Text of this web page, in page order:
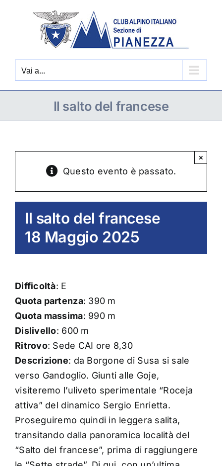
contenuto
Vai a...
Il salto del francese
Questo evento è passato.
×
Il salto del francese
18 Maggio 2025
Difficoltà: E
Quota partenza: 390 m
Quota massima: 990 m
Dislivello: 600 m
Ritrovo: Sede CAI ore 8,30
Descrizione: da Borgone di Susa si sale
verso Gandoglio. Giunti alle Goje,
visiteremo l’uliveto sperimentale “Roceja
attiva” del dinamico Sergio Enrietta.
Proseguiremo quindi in leggera salita,
transitando dalla panoramica località del
“Salto del francese”, prima di raggiungere